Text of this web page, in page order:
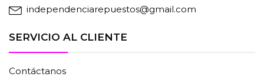
independenciarepuestos@gmail.com
SERVICIO AL CLIENTE
Contáctanos